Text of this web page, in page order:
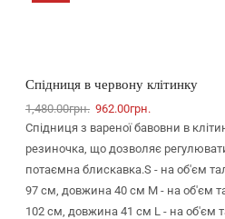
Спідниця в червону клітинку
1,480.00грн. 962.00грн.
Спідниця з вареної бавовни в
резиночка, що дозволяє
потаємна блискавка.S - на об'єм
97 см, довжина 40 см M - на об'єм
102 см, довжина 41 см L - на об'єм